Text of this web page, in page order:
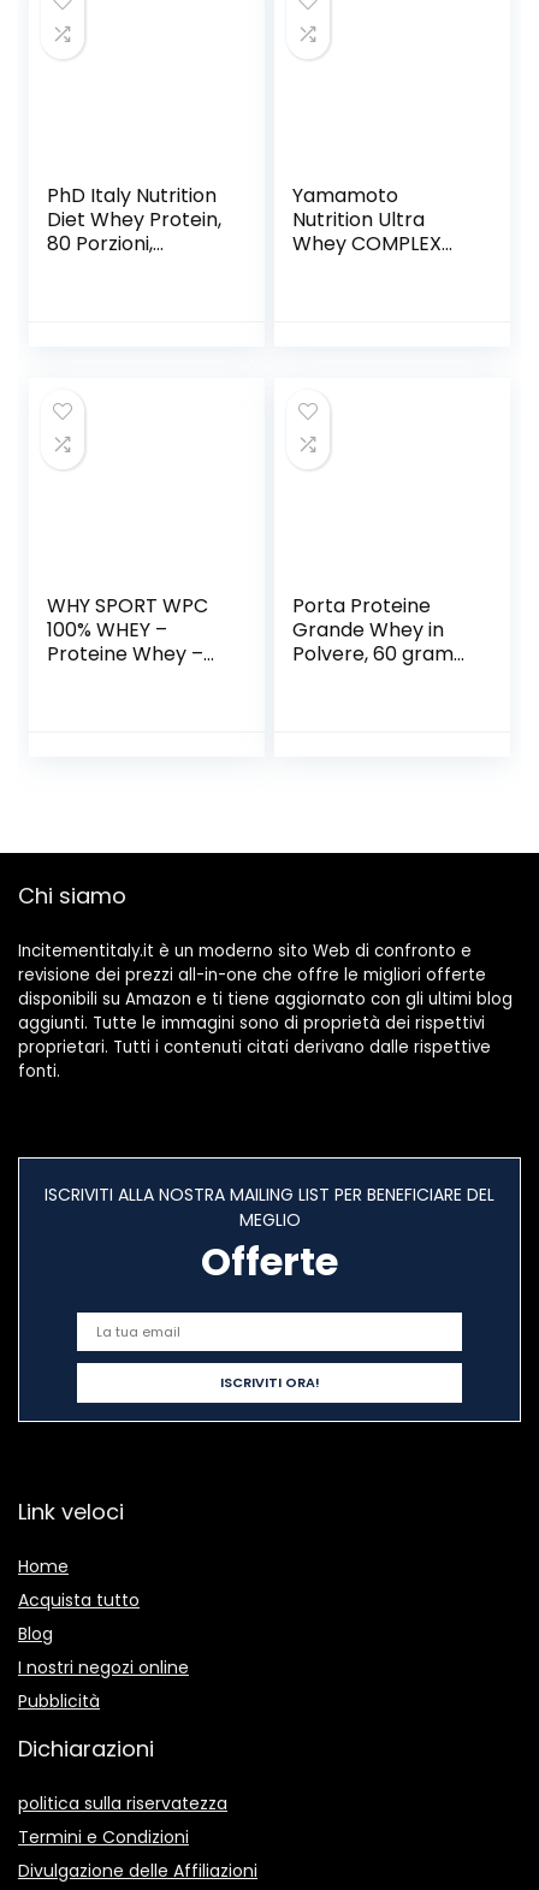
PhD Italy Nutrition
Diet Whey Protein,
80 Porzioni,
Corporeo, 2000 g
Yamamoto
Nutrition Ultra
Whey COMPLEX
(Whey
Concentrate) ed
Isolate (Whey
WHY SPORT WPC
100% WHEY –
Proteine Whey –
Porta Proteine
Grande Whey in
Polvere, 60 gram
Chi siamo
Incitementitaly.it è un moderno sito Web di confronto e
revisione dei prezzi all-in-one che offre le migliori offerte
disponibili su Amazon e ti tiene aggiornato con gli ultimi blog
aggiunti. Tutte le immagini sono di proprietà dei rispettivi
proprietari. Tutti i contenuti citati derivano dalle rispettive
fonti.
ISCRIVITI ALLA NOSTRA MAILING LIST PER BENEFICIARE DEL
MEGLIO
Offerte
Link veloci
Home
Acquista tutto
Blog
I nostri negozi online
Pubblicità
Dichiarazioni
politica sulla riservatezza
Termini e Condizioni
Divulgazione delle Affiliazioni